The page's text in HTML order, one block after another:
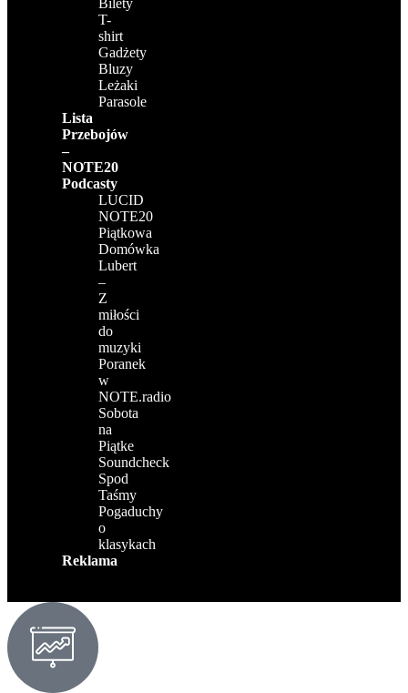
T-
shirt
Gadżety
Bluzy
Leżaki
Parasole
Lista
Przebojów
–
NOTE20
Podcasty
LUCID
NOTE20
Piątkowa
Domówka
Lubert
–
Z
miłości
do
muzyki
Poranek
w
NOTE.radio
Sobota
na
Piątke
Soundcheck
Spod
Taśmy
Pogaduchy
o
klasykach
Reklama